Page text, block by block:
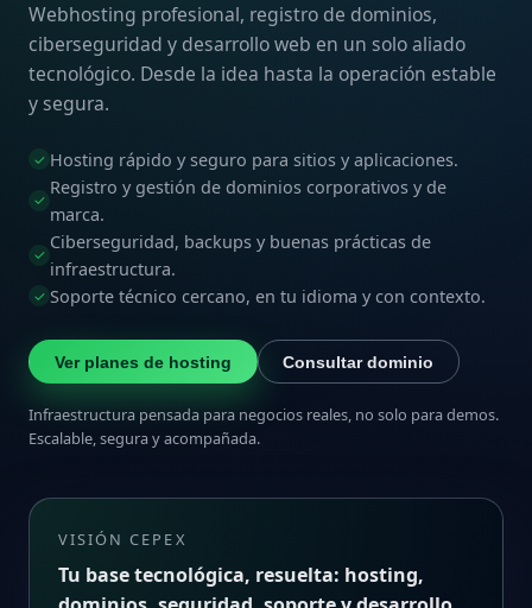
Webhosting profesional, registro de dominios,
ciberseguridad y desarrollo web en un solo aliado
tecnológico. Desde la idea hasta la operación estable
y segura.
✓ Hosting rápido y seguro para sitios y aplicaciones.
✓
Registro y gestión de dominios corporativos y de
marca.
✓
Ciberseguridad, backups y buenas prácticas de
infraestructura.
✓ Soporte técnico cercano, en tu idioma y con contexto.
Ver planes de hosting Consultar dominio
Infraestructura pensada para negocios reales, no solo para demos.
Escalable, segura y acompañada.
VISIÓN CEPEX
Tu base tecnológica, resuelta: hosting,